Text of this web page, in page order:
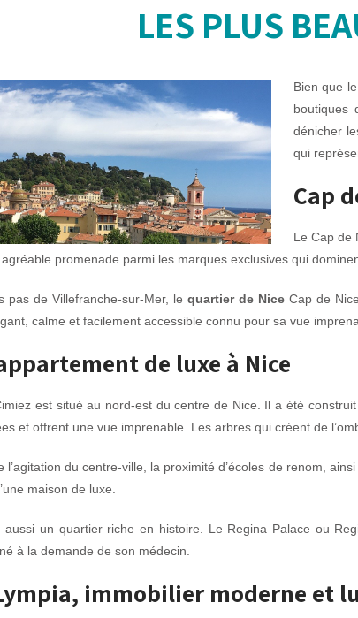
LES PLUS
Bien que
boutiques
dénicher
qui
Cap
Le Cap de
agréable promenade parmi les marques exclusives qui
pas de Villefranche-sur-Mer, le quartier de NiceCap de
calme et facilement accessible connu pour sa vue
de luxe à Nice
est situé au nord-est du centre de Nice. Il a été
et offrent une vue imprenable. Les arbres qui créent de
l’agitation du centre-ville, la proximité d’écoles de renom,
maison de luxe.
aussi un quartier riche en histoire. Le Regina Palace ou
à la demande de son médecin.
immobilier moderne et